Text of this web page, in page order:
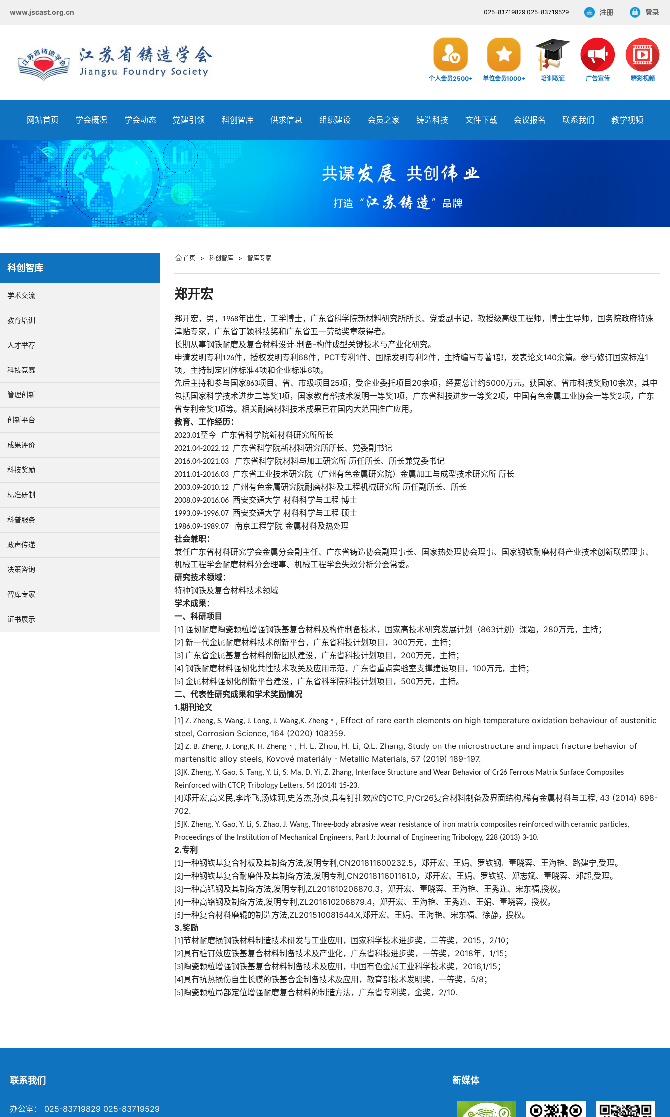
www.jscast.org.cn 025-83719829 025-83719529
个人会员2500+ 单位会员1000+ 培训取证 广告宣传 精彩视频
网站首页 学会概况 学会动态 党建引领 科创智库 供求信息 组织建设 会员之家 铸造科技 文件下载 会议报名 联系我们 教学视频
科创智库
学术交流
教育培训
人才举荐
科技竞赛
管理创新
创新平台
成果评价
科技奖励
标准研制
科普服务
政声传递
决策咨询
智库专家
证书展示
首页 > 科创智库 > 智库专家
郑开宏
郑开宏，男， 1968年出生，工学博士，广东省科学院新材料研究所所长、党委副书记，教授级高级工程师，博士生导师，国务院政府特殊
津贴专家，广东省丁颖科技奖和广东省五一劳动奖章获得者。
长期从事钢铁耐磨及复合材料设计-制备-构件成型关键技术与产业化研究。
申请发明专利 126件，授权发明专利 68件， PCT专利 1件、国际发明专利 2件，主持编写专著1部，发表论文140余篇。参与修订国家标准1
项，主持制定团体标准4项和企业标准6项。
先后主持和参与国家863项目、省、市级项目 25项，受企业委托项目 20余项，经费总计约5000万元。获国家、省市科技奖励10余次，其中
包括国家科学技术进步二等奖1项，国家教育部技术发明一等奖1项，广东省科技进步一等奖2项，中国有色金属工业协会一等奖2项，广东
省专利金奖1项等。相关耐磨材料技术成果已在国内大范围推广应用。
教育、工作经历：
2023.01至今 广东省科学院新材料研究所所长
2021.04-2022.12 广东省科学院新材料研究所所长、党委副书记
2016.04-2021.03 广东省科学院材料与加工研究所 历任所长、所长兼党委书记
2011.01-2016.03 广东省工业技术研究院（广州有色金属研究院）金属加工与成型技术研究所 所长
2003.09-2010.12 广州有色金属研究院耐磨材料及工程机械研究所 历任副所长、所长
2008.09-2016.06 西安交通大学 材料科学与工程 博士
1993.09-1996.07 西安交通大学 材料科学与工程 硕士
1986.09-1989.07 南京工程学院 金属材料及热处理
社会兼职：
兼任广东省材料研究学会金属分会副主任、广东省铸造协会副理事长、国家热处理协会理事、国家钢铁耐磨材料产业技术创新联盟理事、
机械工程学会耐磨材料分会理事、机械工程学会失效分析分会常委。
研究技术领域：
特种钢铁及复合材料技术领域
学术成果：
一、科研项目
[1] 强韧耐磨陶瓷颗粒增强钢铁基复合材料及构件制备技术，国家高技术研究发展计划（863计划）课题， 280万元，主持；
[2] 新一代金属耐磨材料技术创新平台，广东省科技计划项目， 300万元，主持；
[3] 广东省金属基复合材料创新团队建设，广东省科技计划项目， 200万元，主持；
[4] 钢铁耐磨材料强韧化共性技术攻关及应用示范，广东省重点实验室支撑建设项目， 100万元，主持；
[5] 金属材料强韧化创新平台建设，广东省科学院科技计划项目， 500万元，主持。
二、代表性研究成果和学术奖励情况
1.期刊论文
[1] Z. Zheng, S. Wang, J. Long, J. Wang,K. Zheng ﹡ , Effect of rare earth elements on high temperature oxidation behaviour of austenitic
steel, Corrosion Science, 164 (2020) 108359.
[2] Z. B. Zheng, J. Long,K. H. Zheng ﹡ , H. L. Zhou, H. Li, Q.L. Zhang, Study on the microstructure and impact fracture behavior of
martensitic alloy steels, Kovové materiály - Metallic Materials, 57 (2019) 189-197.
[3]K. Zheng, Y. Gao, S. Tang, Y. Li, S. Ma, D. Yi, Z. Zhang, Interface Structure and Wear Behavior of Cr26 Ferrous Matrix Surface Composites
Reinforced with CTCP, Tribology Letters, 54 (2014) 15-23.
[4] 郑开宏,高义民,李烨飞,汤姝莉,史芳杰,孙良,具有钉扎效应的CTC_P/Cr26复合材料制备及界面结构,稀有金属材料与工程, 43 (2014) 698-
702.
[5]K. Zheng, Y. Gao, Y. Li, S. Zhao, J. Wang, Three-body abrasive wear resistance of iron matrix composites reinforced with ceramic particles,
Proceedings of the Institution of Mechanical Engineers, Part J: Journal of Engineering Tribology, 228 (2013) 3-10.
2.专利
[1] 一种钢铁基复合衬板及其制备方法,发明专利 ,CN201811600232.5，郑开宏、王娟、罗铁钢、董晓蓉、王海艳、路建宁,受理。
[2] 一种钢铁基复合耐磨件及其制备方法,发明专利 ,CN201811601161.0，郑开宏、王娟、罗铁钢、郑志斌、董晓蓉、邓超,受理。
[3] 一种高锰钢及其制备方法,发明专利 ,ZL201610206870.3，郑开宏、董晓蓉、王海艳、王秀连、宋东福,授权。
[4] 一种高铬钢及制备方法,发明专利 ,ZL201610206879.4，郑开宏、王海艳、王秀连、王娟、董晓蓉，授权。
[5] 一种复合材料磨辊的制造方法,ZL201510081544.X,郑开宏、王娟、王海艳、宋东福、徐静，授权。
3.奖励
[1] 节材耐磨损钢铁材料制造技术研发与工业应用，国家科学技术进步奖，二等奖， 2015， 2/10 ；
[2] 具有桩钉效应铁基复合材料制备技术及产业化，广东省科技进步奖，一等奖， 2018年， 1/15 ；
[3] 陶瓷颗粒增强钢铁基复合材料制备技术及应用，中国有色金属工业科学技术奖， 2016,1/15 ；
[4] 具有抗热损伤自生长膜的铁基合金制备技术及应用，教育部技术发明奖，一等奖， 5/8 ；
[5] 陶瓷颗粒局部定位增强耐磨复合材料的制造方法，广东省专利奖，金奖， 2/10.
联系我们
办公室： 025-83719829 025-83719529
新媒体